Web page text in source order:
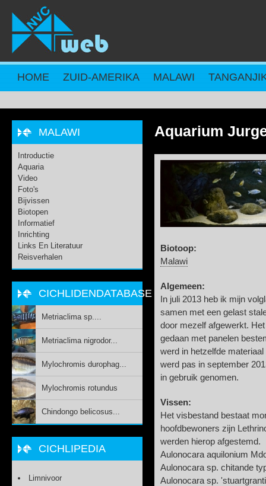
Overslaan en naar de inhoud gaan
HOME ZUID-AMERIKA MALAWI
Aquarium
Biotoop:
Malawi
Algemeen:
In juli 2013 heb ik mijn
samen met een gelast
door mezelf afgewerkt.
gedaan met panelen
werd in hetzelfde
werd pas in september
in gebruik genomen.
Vissen:
Het visbestand bestaat
hoofdbewoners zijn
werden hierop afgestemd.
Aulonocara aquilonium
Aulonocara sp. chitande
Aulonocara sp.
MALAWI
Introductie
Aquaria
Video
Foto's
Bijvissen
Biotopen
Informatief
Inrichting
Links En Literatuur
Reisverhalen
CICHLIDENDATABASE
Metriaclima sp....
Metriaclima nigrodor...
Mylochromis durophag...
Mylochromis rotundus
Chindongo belicosus...
CICHLIPEDIA
Limnivoor